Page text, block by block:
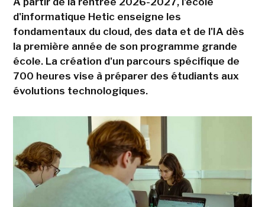
d'informatique Hetic enseigne les
fondamentaux du cloud, des data et de l'IA dès
la première année de son programme grande
école. La création d'un parcours spécifique de
700 heures vise à préparer des étudiants aux
évolutions technologiques.